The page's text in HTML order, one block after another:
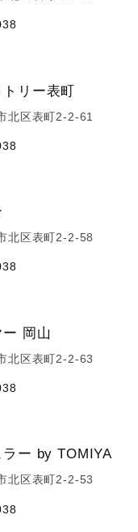
リー表町
北区表町2-2-61
北区表町2-2-58
岡山
北区表町2-2-63
ラー by TOMIYA
北区表町2-2-53